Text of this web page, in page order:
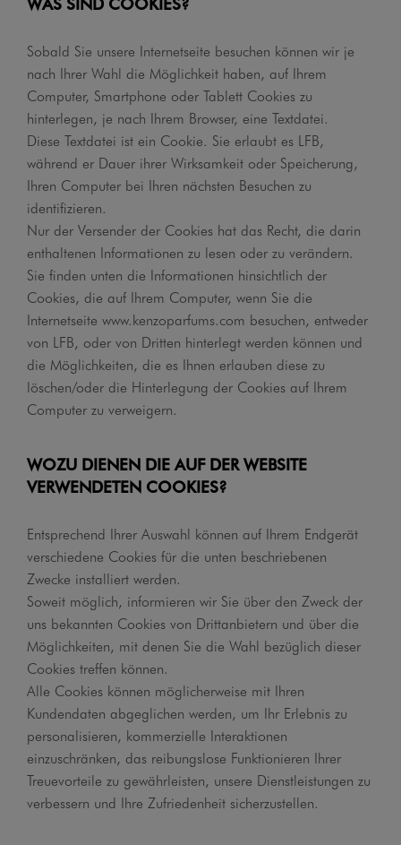
Sobald Sie unsere Internetseite besuchen können wir je
nach Ihrer Wahl die Möglichkeit haben, auf Ihrem
Computer, Smartphone oder Tablett Cookies zu
hinterlegen, je nach Ihrem Browser, eine Textdatei.
Diese Textdatei ist ein Cookie. Sie erlaubt es LFB,
während er Dauer ihrer Wirksamkeit oder Speicherung,
Ihren Computer bei Ihren nächsten Besuchen zu
identifizieren.
Nur der Versender der Cookies hat das Recht, die darin
enthaltenen Informationen zu lesen oder zu verändern.
Sie finden unten die Informationen hinsichtlich der
Cookies, die auf Ihrem Computer, wenn Sie die
Internetseite www.kenzoparfums.com besuchen, entweder
von LFB, oder von Dritten hinterlegt werden können und
die Möglichkeiten, die es Ihnen erlauben diese zu
löschen/oder die Hinterlegung der Cookies auf Ihrem
Computer zu verweigern.
WOZU DIENEN DIE AUF DER WEBSITE
VERWENDETEN COOKIES?
Entsprechend Ihrer Auswahl können auf Ihrem Endgerät
verschiedene Cookies für die unten beschriebenen
Zwecke installiert werden.
Soweit möglich, informieren wir Sie über den Zweck der
uns bekannten Cookies von Drittanbietern und über die
Möglichkeiten, mit denen Sie die Wahl bezüglich dieser
Cookies treffen können.
Alle Cookies können möglicherweise mit Ihren
Kundendaten abgeglichen werden, um Ihr Erlebnis zu
personalisieren, kommerzielle Interaktionen
einzuschränken, das reibungslose Funktionieren Ihrer
Treuevorteile zu gewährleisten, unsere Dienstleistungen zu
verbessern und Ihre Zufriedenheit sicherzustellen.